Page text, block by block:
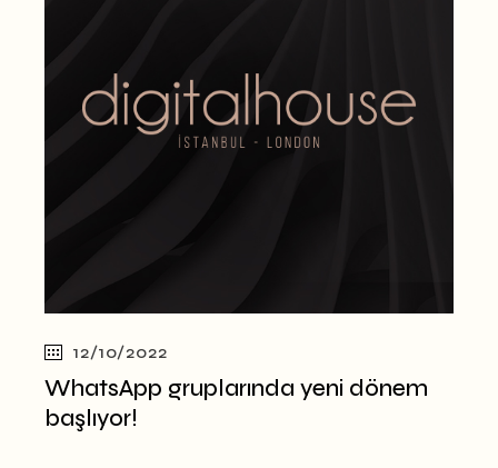
12/10/2022
WhatsApp gruplarında yeni dönem
başlıyor!